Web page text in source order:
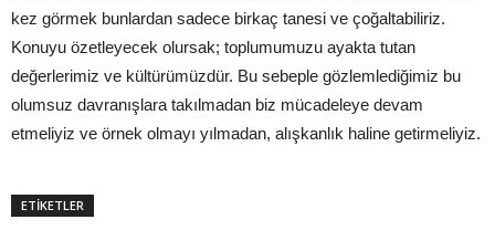
kez görmek bunlardan sadece birkaç tanesi ve çoğaltabiliriz.
Konuyu özetleyecek olursak; toplumumuzu ayakta tutan
değerlerimiz ve kültürümüzdür. Bu sebeple gözlemlediğimiz bu
olumsuz davranışlara takılmadan biz mücadeleye devam
etmeliyiz ve örnek olmayı yılmadan, alışkanlık haline getirmeliyiz.
ETİKETLER